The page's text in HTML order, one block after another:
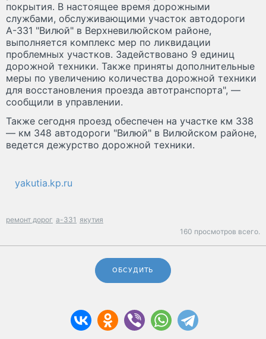
покрытия. В настоящее время дорожными
службами, обслуживающими участок автодороги
А-331 "Вилюй" в Верхневилюйском районе,
выполняется комплекс мер по ликвидации
проблемных участков. Задействовано 9 единиц
дорожной техники. Также приняты дополнительные
меры по увеличению количества дорожной техники
для восстановления проезда автотранспорта", —
сообщили в управлении.
Также сегодня проезд обеспечен на участке км 338
— км 348 автодороги "Вилюй" в Вилюйском районе,
ведется дежурство дорожной техники.
yakutia.kp.ru
ремонт дорог а-331 якутия
160 просмотров всего.
ОБСУДИТЬ